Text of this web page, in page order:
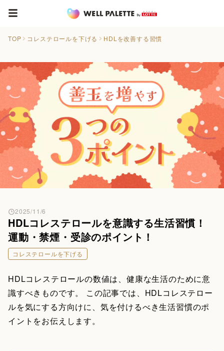
TOP コレステロールを下げる HDLを改善する習慣
HDLコレステロールを意識する生活習慣！
運動・禁煙・受診のポイント！
2025/11/6
コレステロールを下げる
HDLコレステロールの数値は、健康な生活のために意
識すべきものです。 この記事では、HDLコレステロー
ルを気にする方向けに、気を付けるべき生活習慣のポ
イントをお伝えします。